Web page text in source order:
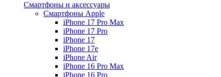
Смартфоны и аксессуары
Смартфоны Apple
iPhone 17 Pro Max
iPhone 17 Pro
iPhone 17
iPhone 17e
iPhone Air
iPhone 16 Pro Max
iPhone 16 Pro